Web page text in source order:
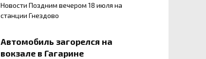
Новости Поздним вечером 18 июля на
станции Гнездово
Автомобиль загорелся на
вокзале в Гагарине